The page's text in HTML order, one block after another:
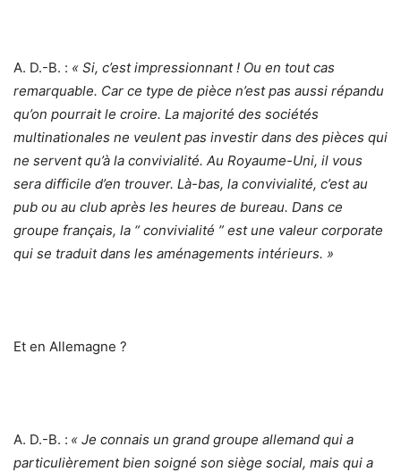
A. D.-B. : « Si, c’est impressionnant ! Ou en tout cas
remarquable. Car ce type de pièce n’est pas aussi répandu
qu’on pourrait le croire. La majorité des sociétés
multinationales ne veulent pas investir dans des pièces qui
ne servent qu’à la convivialité. Au Royaume-Uni, il vous
sera difficile d’en trouver. Là-bas, la convivialité, c’est au
pub ou au club après les heures de bureau. Dans ce
groupe français, la “ convivialité ” est une valeur corporate
qui se traduit dans les aménagements intérieurs. »
Et en Allemagne ?
A. D.-B. : « Je connais un grand groupe allemand qui a
particulièrement bien soigné son siège social, mais qui a